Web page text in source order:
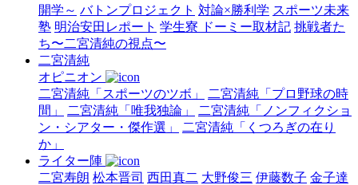
開学～ バトンプロジェクト 対論×勝利学 スポーツ未来
塾 明治安田レポート 学生寮 ドーミー取材記 挑戦者た
ち〜二宮清純の視点〜
二宮清純
オピニオン
二宮清純「スポーツのツボ」
二宮清純「プロ野球の時
間」
二宮清純「唯我独論」
二宮清純「ノンフィクショ
ン・シアター・傑作選」
二宮清純「くつろぎの在り
か」
ライター陣
二宮寿朗 松本晋司 西田真二 大野俊三 伊藤数子 金子達